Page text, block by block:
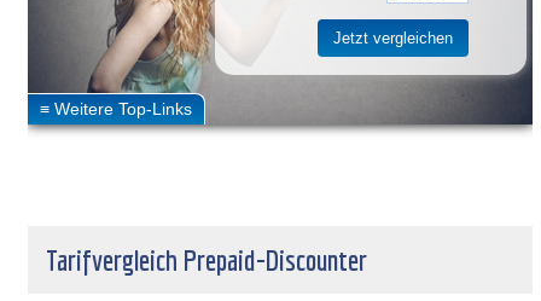
Tarifvergleich Prepaid-Discounter